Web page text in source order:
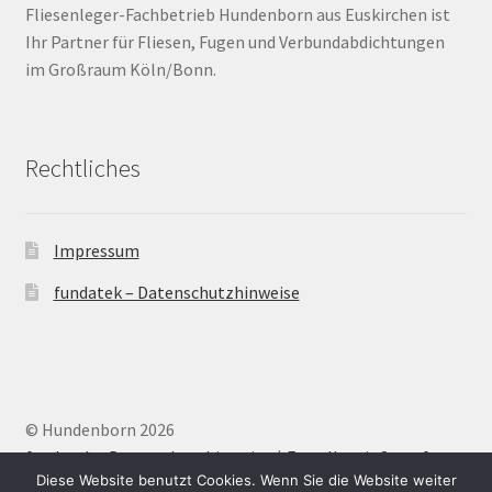
Barrierefrei
Bodenheizung / Flächenheizung
Craquelé
Fliesenleger-Fachbetrieb Hundenborn aus Euskirchen ist
Ihr Partner für Fliesen, Fugen und Verbundabdichtungen
im Großraum Köln/Bonn.
Rechtliches
Impressum
fundatek – Datenschutzhinweise
© Hundenborn 2026
fundatek – Datenschutzhinweise
Erstellt mit Storefront.
Diese Website benutzt Cookies. Wenn Sie die Website weiter